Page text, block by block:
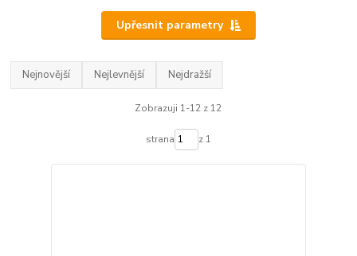
Upřesnit parametry
Nejnovější Nejlevnější Nejdražší
Zobrazuji 1-12 z 12
strana z 1